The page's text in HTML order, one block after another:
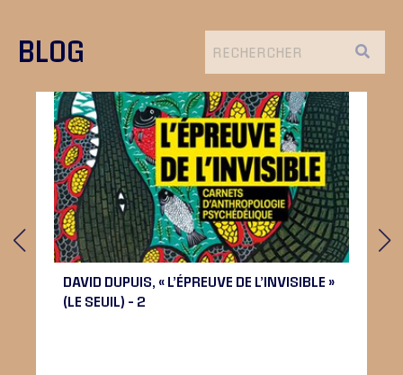
BLOG
DAVID DUPUIS, « L’ÉPREUVE DE L’INVISIBLE »
(LE SEUIL) – 2